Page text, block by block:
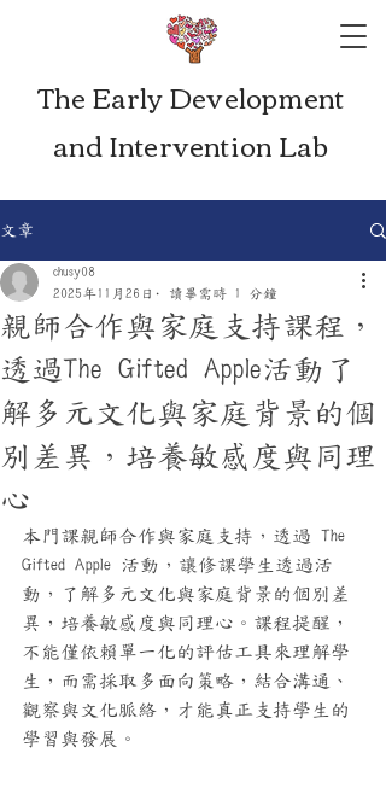
The Early Development
and Intervention Lab
文章
親師合作與家庭支持課程，
透過The Gifted Apple活動了
解多元文化與家庭背景的個
別差異，培養敏感度與同理
心
chusy08
2025年11月26日
讀畢需時 1 分鐘
本門課親師合作與家庭支持，透過 The
Gifted Apple 活動，讓修課學生透過活
動，了解多元文化與家庭背景的個別差
異，培養敏感度與同理心。課程提醒，
不能僅依賴單一化的評估工具來理解學
生，而需採取多面向策略，結合溝通、
觀察與文化脈絡，才能真正支持學生的
學習與發展。